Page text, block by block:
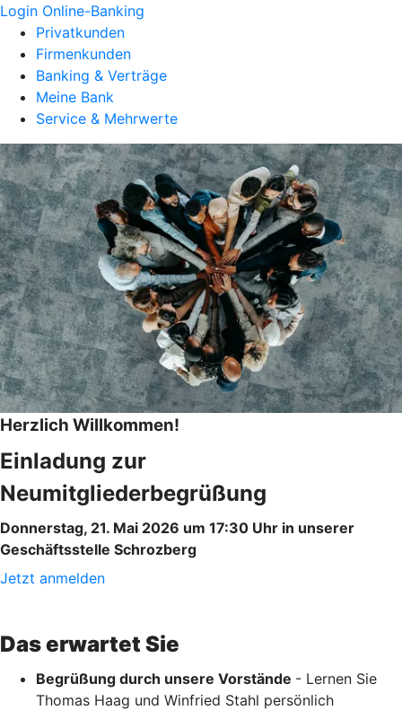
Login Online-Banking
Privatkunden
Firmenkunden
Banking & Verträge
Meine Bank
Service & Mehrwerte
Herzlich Willkommen!
Einladung zur
Neumitgliederbegrüßung
Donnerstag, 21. Mai 2026 um 17:30 Uhr in unserer
Geschäftsstelle Schrozberg
Jetzt anmelden
Das erwartet Sie
Begrüßung durch unsere Vorstände - Lernen Sie
Thomas Haag und Winfried Stahl persönlich